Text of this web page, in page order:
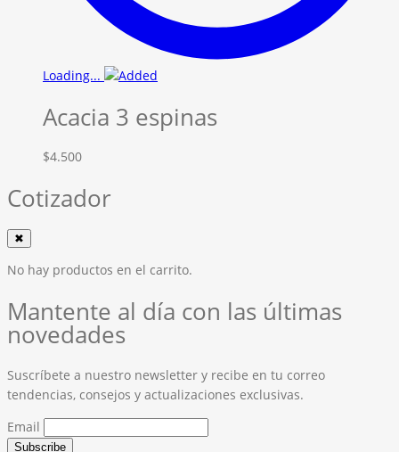
Loading...
Acacia 3 espinas
$4.500
Cotizador
✖
No hay productos en el carrito.
Mantente al día con las últimas
novedades
Suscríbete a nuestro newsletter y recibe en tu correo
tendencias, consejos y actualizaciones exclusivas.
Email